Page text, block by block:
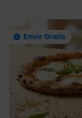
Envío Gratis